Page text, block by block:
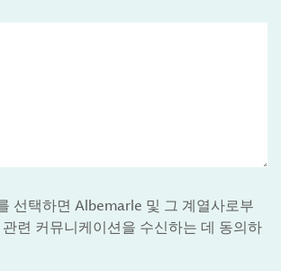
선택하면 Albemarle 및 그 계열사로부
련 커뮤니케이션을 수신하는 데 동의하